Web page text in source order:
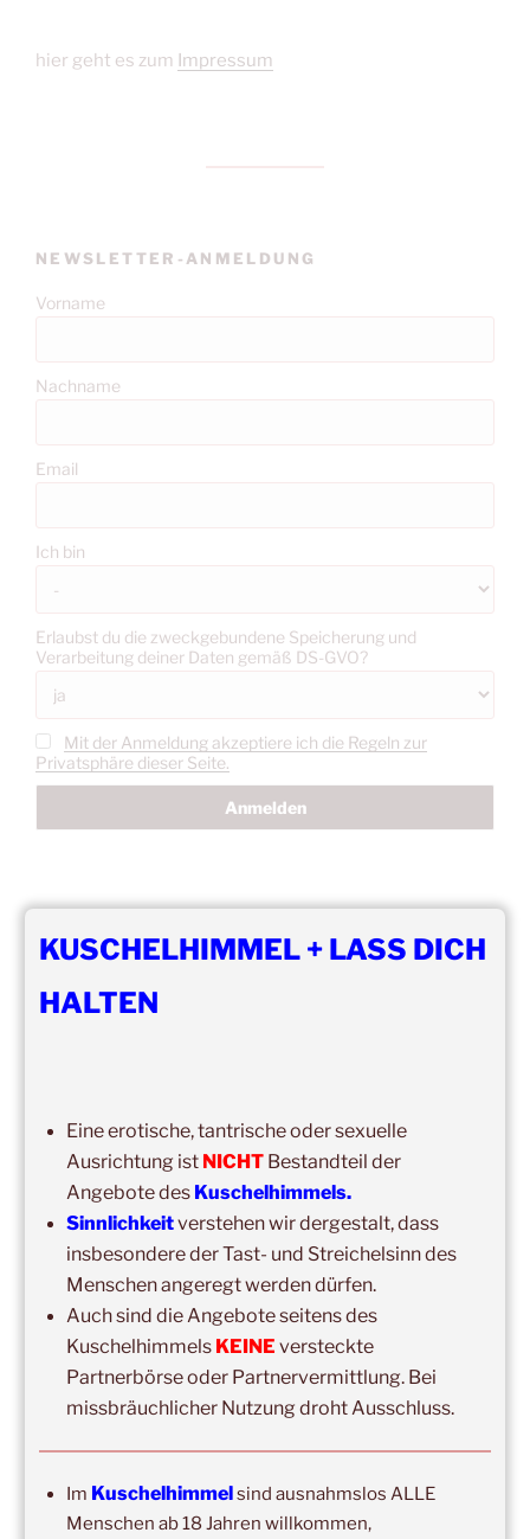
hier geht es zum Impressum
NEWSLETTER-ANMELDUNG
Vorname
Nachname
Email
Ich bin
Erlaubst du die zweckgebundene Speicherung und
Verarbeitung deiner Daten gemäß DS-GVO?
Mit der Anmeldung akzeptiere ich die Regeln zur
Privatsphäre dieser Seite.
DIE NÄCHSTEN 8 VERANSTALTUNGEN:
15:00 – 20:00,12. September 2026–
Erbach/Rheingau Kuschelhimmel 5h Kuscheln
Ganztags, 13. September 2026 –
Jahresgruppe
Ausbildung Berührungs- und Kuscheltrainer*in
14:00–19:00,19. September 2026–Marburg
Kuschelhimmel 5h mit Klangschalenbegleitung
Wochenend-Event, 26. September 2026
27.
Wochenende für 2:1 Ausbildung
Wochenend-Event, 17. Oktober 2026–
KUSCHELHIMMEL + LASS DICH
HALTEN
Eine erotische, tantrische oder sexuelle
Ausrichtung ist NICHTBestandteil der
Angebote des Kuschelhimmels.
Sinnlichkeitverstehen wir dergestalt, dass
insbesondere der Tast- und Streichelsinn des
Menschen angeregt werden dürfen.
Auch sind die Angebote seitens des
Kuschelhimmels KEINE versteckte
Partnerbörse oder Partnervermittlung. Bei
missbräuchlicher Nutzung droht Ausschluss.
Im Kuschelhimmelsind ausnahmslos ALLE
Menschen ab 18 Jahren willkommen,